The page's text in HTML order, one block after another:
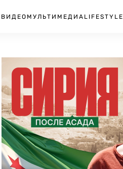
ВИДЕО МУЛЬТИМЕДИА LIFESTYLE